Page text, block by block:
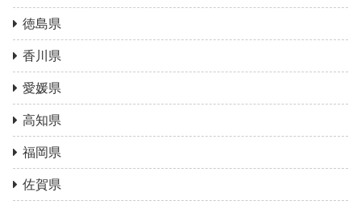
徳島県
香川県
愛媛県
高知県
福岡県
佐賀県